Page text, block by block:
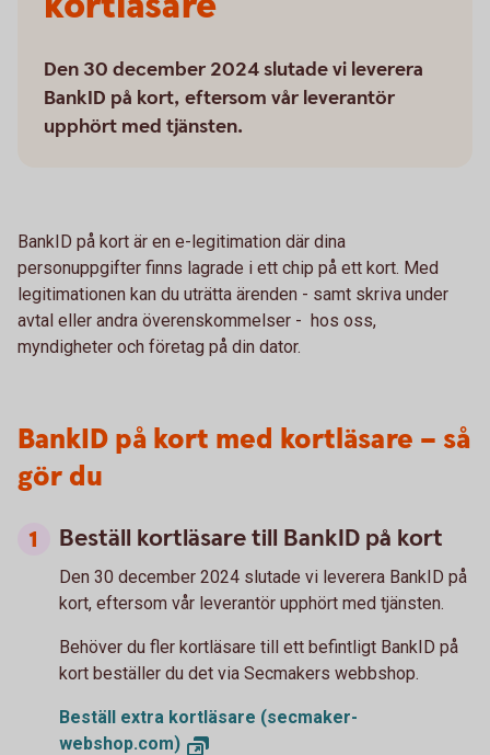
Den 30 december 2024 slutade vi leverera
BankID på kort, eftersom vår leverantör
upphört med tjänsten.
BankID på kort är en e-legitimation där dina
personuppgifter finns lagrade i ett chip på ett kort. Med
legitimationen kan du uträtta ärenden - samt skriva under
avtal eller andra överenskommelser - hos oss,
myndigheter och företag på din dator.
BankID på kort med kortläsare – så
gör du
Beställ kortläsare till BankID på kort
Den 30 december 2024 slutade vi leverera BankID på
kort, eftersom vår leverantör upphört med tjänsten.
Behöver du fler kortläsare till ett befintligt BankID på
kort beställer du det via Secmakers webbshop.
Beställ extra kortläsare (secmaker-
webshop.com)